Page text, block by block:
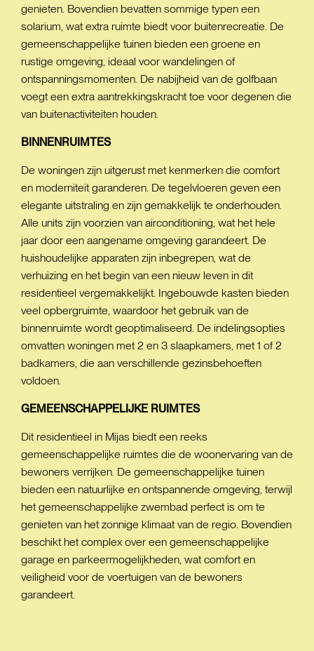
genieten. Bovendien bevatten sommige typen een
solarium, wat extra ruimte biedt voor buitenrecreatie. De
gemeenschappelijke tuinen bieden een groene en
rustige omgeving, ideaal voor wandelingen of
ontspanningsmomenten. De nabijheid van de golfbaan
voegt een extra aantrekkingskracht toe voor degenen die
van buitenactiviteiten houden.
BINNENRUIMTES
De woningen zijn uitgerust met kenmerken die comfort
en moderniteit garanderen. De tegelvloeren geven een
elegante uitstraling en zijn gemakkelijk te onderhouden.
Alle units zijn voorzien van airconditioning, wat het hele
jaar door een aangename omgeving garandeert. De
huishoudelijke apparaten zijn inbegrepen, wat de
verhuizing en het begin van een nieuw leven in dit
residentieel vergemakkelijkt. Ingebouwde kasten bieden
veel opbergruimte, waardoor het gebruik van de
binnenruimte wordt geoptimaliseerd. De indelingsopties
omvatten woningen met 2 en 3 slaapkamers, met 1 of 2
badkamers, die aan verschillende gezinsbehoeften
voldoen.
GEMEENSCHAPPELIJKE RUIMTES
Dit residentieel in Mijas biedt een reeks
gemeenschappelijke ruimtes die de woonervaring van de
bewoners verrijken. De gemeenschappelijke tuinen
bieden een natuurlijke en ontspannende omgeving, terwijl
het gemeenschappelijke zwembad perfect is om te
genieten van het zonnige klimaat van de regio. Bovendien
beschikt het complex over een gemeenschappelijke
garage en parkeermogelijkheden, wat comfort en
veiligheid voor de voertuigen van de bewoners
garandeert.